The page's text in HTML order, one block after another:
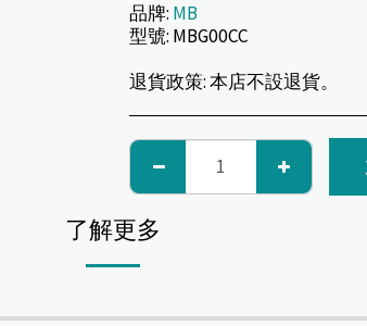
品牌: MB
型號: MBG00CC
退貨政策:本店不設退貨。
了解更多